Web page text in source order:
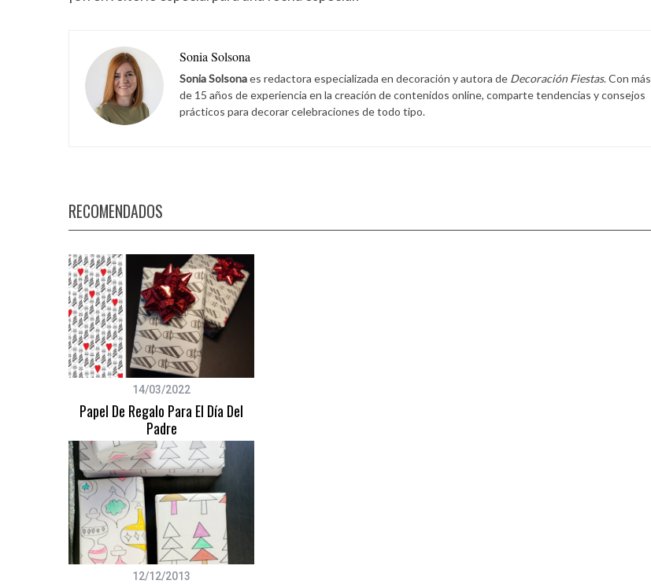
Sonia Solsona
Sonia Solsonaes redactora especializada en decoración y autora de Decoración Fiestas. Con más
de 15 años de experiencia en la creación de contenidos online, comparte tendencias y consejos
prácticos para decorar celebraciones de todo tipo.
RECOMENDADOS
14/03/2022
Papel De Regalo Para El Día Del
Padre
12/12/2013
e
a
c
h
f
o
r
: